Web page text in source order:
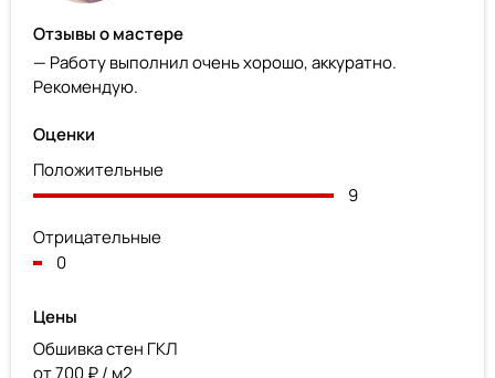
Отзывы о мастере
— Работу выполнил очень хорошо, аккуратно.
Рекомендую.
Оценки
Положительные
9
Отрицательные
0
Цены
Обшивка стен ГКЛ
от 700 ₽ / м2